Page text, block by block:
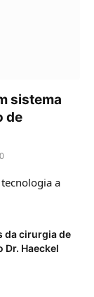
sistema
de
0
a
da cirurgia de
Haeckel